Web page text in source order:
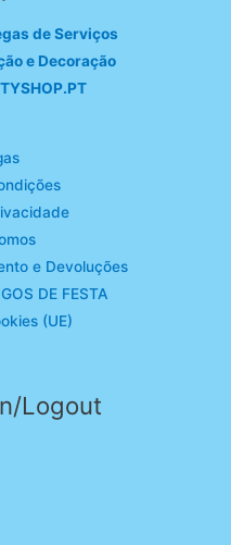
de Serviços
e Decoração
e Devoluções
DE FESTA
(UE)
Logout